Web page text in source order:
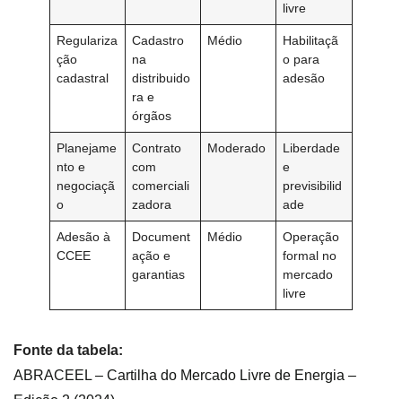
livre
Regulariza
ção
cadastral
Cadastro
na
distribuido
ra e
órgãos
Médio
Habilitaçã
o para
adesão
Planejame
nto e
negociaçã
o
Contrato
com
comerciali
zadora
Moderado
Liberdade
e
previsibilid
ade
Adesão à
CCEE
Document
ação e
garantias
Médio
Operação
formal no
mercado
livre
Fonte da tabela:
ABRACEEL – Cartilha do Mercado Livre de Energia –